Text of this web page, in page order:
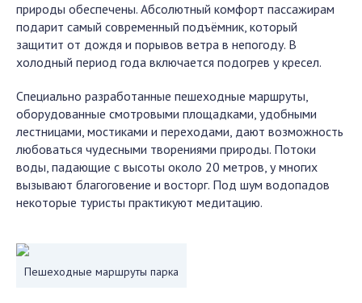
природы обеспечены. Абсолютный комфорт пассажирам
подарит самый современный подъёмник, который
защитит от дождя и порывов ветра в непогоду. В
холодный период года включается подогрев у кресел.
Специально разработанные пешеходные маршруты,
оборудованные смотровыми площадками, удобными
лестницами, мостиками и переходами, дают возможность
любоваться чудесными творениями природы. Потоки
воды, падающие с высоты около 20 метров, у многих
вызывают благоговение и восторг. Под шум водопадов
некоторые туристы практикуют медитацию.
Пешеходные маршруты парка